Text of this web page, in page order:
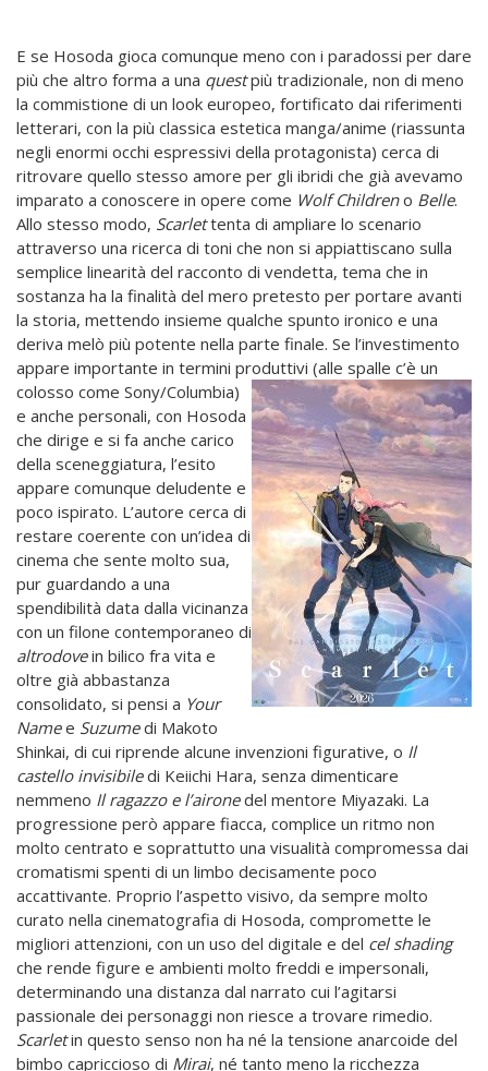
E se Hosoda gioca comunque meno con i paradossi per dare
più che altro forma a una questpiù tradizionale, non di meno
la commistione di un look europeo, fortificato dai riferimenti
letterari, con la più classica estetica manga/anime (riassunta
negli enormi occhi espressivi della protagonista) cerca di
ritrovare quello stesso amore per gli ibridi che già avevamo
imparato a conoscere in opere come Wolf Childreno Belle.
Allo stesso modo, Scarlettenta di ampliare lo scenario
attraverso una ricerca di toni che non si appiattiscano sulla
semplice linearità del racconto di vendetta, tema che in
sostanza ha la finalità del mero pretesto per portare avanti
la storia, mettendo insieme qualche spunto ironico e una
deriva melò più potente nella parte finale. Se l’investimento
appare importante in termini produttivi (alle spalle c’è un
colosso come Sony/Columbia)
e anche personali, con Hosoda
che dirige e si fa anche carico
della sceneggiatura, l’esito
appare comunque deludente e
poco ispirato. L’autore cerca di
restare coerente con un’idea di
cinema che sente molto sua,
pur guardando a una
spendibilità data dalla vicinanza
con un filone contemporaneo di
altrodovein bilico fra vita e
oltre già abbastanza
consolidato, si pensi a Your
Namee Suzumedi Makoto
Shinkai, di cui riprende alcune invenzioni figurative, o Il
castello invisibiledi Keiichi Hara, senza dimenticare
nemmeno Il ragazzo e l’aironedel mentore Miyazaki. La
progressione però appare fiacca, complice un ritmo non
molto centrato e soprattutto una visualità compromessa dai
cromatismi spenti di un limbo decisamente poco
accattivante. Proprio l’aspetto visivo, da sempre molto
curato nella cinematografia di Hosoda, compromette le
migliori attenzioni, con un uso del digitale e del cel shading
che rende figure e ambienti molto freddi e impersonali,
determinando una distanza dal narrato cui l’agitarsi
passionale dei personaggi non riesce a trovare rimedio.
Scarletin questo senso non ha né la tensione anarcoide del
bimbo capriccioso di Mirai, né tanto meno la ricchezza